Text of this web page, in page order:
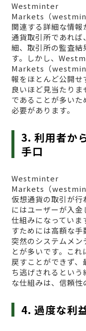
Westminter
Markets（
関連する詳細な情
通貨取引所であれ
細、取引所の監査
す。しかし、
Markets（
報をほとんど公開せ
良いほど見当たり
であることが多いた
必要があります。
3. 利用者か
手口
Westminter
Markets（
仮想通貨の取引が
にはユーザーが入
仕組みになっていま
すためには高額な手
突然のシステムメン
とが多いです。こ
戻すことができず、
ち逃げされるとい
な仕組みは、信頼性
4. 過度な利